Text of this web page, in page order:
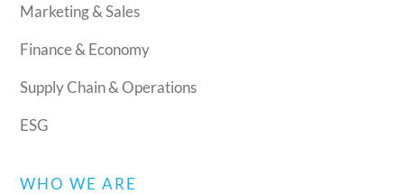
Marketing & Sales
Finance & Economy
Supply Chain & Operations
ESG
WHO WE ARE